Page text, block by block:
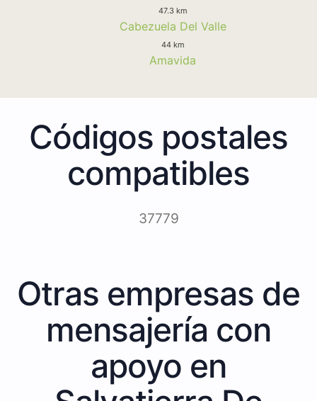
47.3 km
Cabezuela Del Valle
44 km
Amavida
Códigos postales
compatibles
37779
Otras empresas de
mensajería con
apoyo en